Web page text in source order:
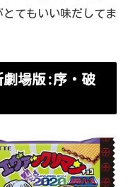
てもいい味だしてま
劇場版:序・破